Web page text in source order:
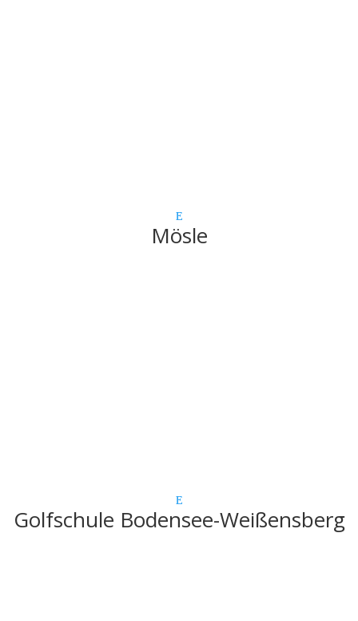
Mösle
Golfschule Bodensee-Weißensberg